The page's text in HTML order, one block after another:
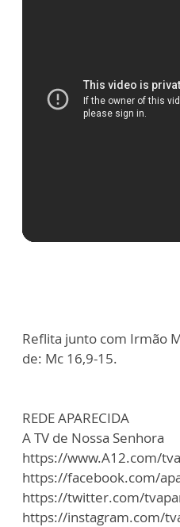
Reflita junto com Irmão
de: Mc 16,9-15.
REDE APARECIDA
A TV de Nossa Senhora
https://www.A12.com/
https://facebook.com/
https://twitter.com/
https://instagram.com/